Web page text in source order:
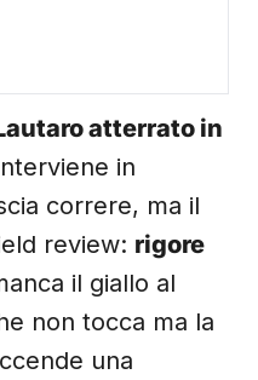
atterrato in
in
correre, ma il
review: rigore
il giallo al
non tocca ma la
una